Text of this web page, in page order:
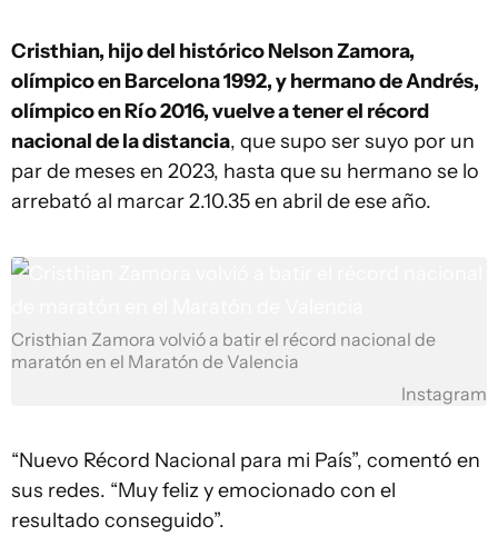
Cristhian, hijo del histórico Nelson Zamora,
olímpico en Barcelona 1992, y hermano de Andrés,
olímpico en Río 2016, vuelve a tener el récord
nacional de la distancia, que supo ser suyo por un
par de meses en 2023, hasta que su hermano se lo
arrebató al marcar 2.10.35 en abril de ese año.
Cristhian Zamora volvió a batir el récord nacional de
maratón en el Maratón de Valencia
Instagram
“Nuevo Récord Nacional para mi País”, comentó en
sus redes. “Muy feliz y emocionado con el
resultado conseguido”.